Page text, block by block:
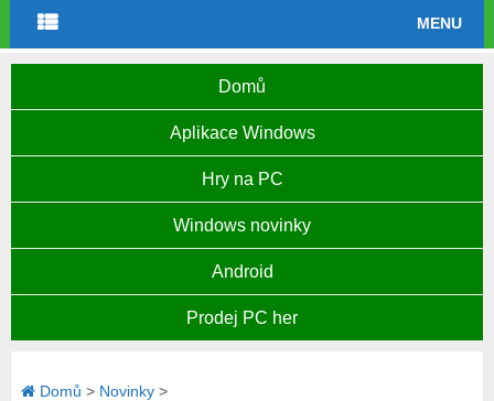
MENU
Domů
Aplikace Windows
Hry na PC
Windows novinky
Android
Prodej PC her
Domů > Novinky>